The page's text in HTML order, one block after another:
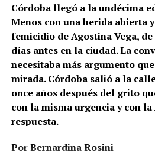
Córdoba llegó a la undécima
Menos con una herida abierta
femicidio de Agostina Vega,
días antes en la ciudad. La
necesitaba más argumento
mirada. Córdoba salió a la
once años después del grito
con la misma urgencia y con
respuesta.
Por Bernardina Rosini